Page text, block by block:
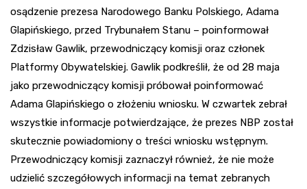
osądzenie prezesa Narodowego Banku Polskiego, Adama
Glapińskiego, przed Trybunałem Stanu – poinformował
Zdzisław Gawlik, przewodniczący komisji oraz członek
Platformy Obywatelskiej. Gawlik podkreślił, że od 28 maja
jako przewodniczący komisji próbował poinformować
Adama Glapińskiego o złożeniu wniosku. W czwartek zebrał
wszystkie informacje potwierdzające, że prezes NBP został
skutecznie powiadomiony o treści wniosku wstępnym.
Przewodniczący komisji zaznaczył również, że nie może
udzielić szczegółowych informacji na temat zebranych